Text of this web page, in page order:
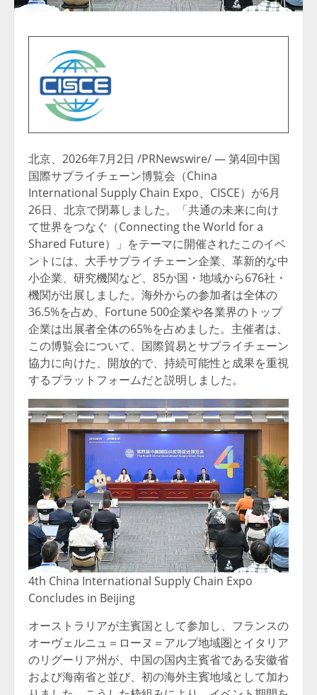
北京、2026年7月2日 /PRNewswire/ — 第4回中国
国際サプライチェーン博覧会（China
International Supply Chain Expo、CISCE）が6月
26日、北京で閉幕しました。「共通の未来に向け
て世界をつなぐ（Connecting the World for a
Shared Future）」をテーマに開催されたこのイベ
ントには、大手サプライチェーン企業、革新的な中
小企業、研究機関など、85か国・地域から676社・
機関が出展しました。海外からの参加者は全体の
36.5%を占め、Fortune 500企業や各業界のトップ
企業は出展者全体の65%を占めました。主催者は、
この博覧会について、国際貿易とサプライチェーン
協力に向けた、開放的で、持続可能性と成果を重視
するプラットフォームだと説明しました。
4th China International Supply Chain Expo
Concludes in Beijing
オーストラリアが主賓国として参加し、フランスの
オーヴェルニュ＝ローヌ＝アルプ地域圏とイタリア
のリグーリア州が、中国の国内主賓省である安徽省
および海南省と並び、初の海外主賓地域として加わ